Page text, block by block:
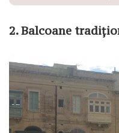
2. Balcoane